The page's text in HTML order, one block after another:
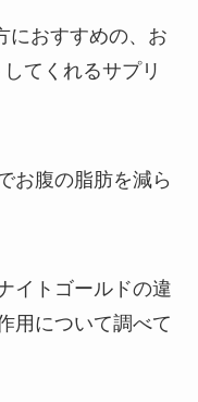
におすすめの、お
てくれるサプリ
お腹の脂肪を減ら
イトゴールドの違
用について調べて